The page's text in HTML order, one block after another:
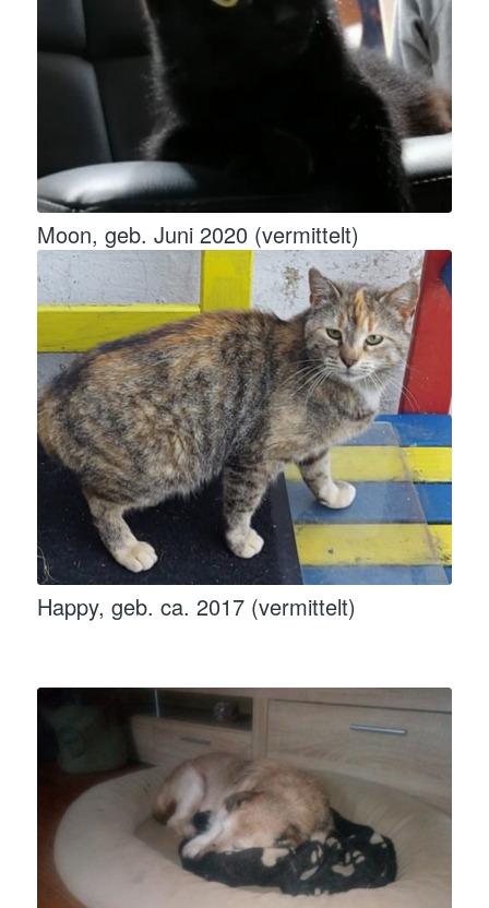
Moon, geb. Juni 2020 (vermittelt)
Happy, geb. ca. 2017 (vermittelt)